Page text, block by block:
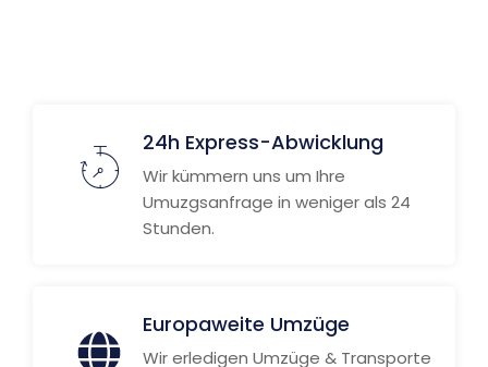
24h Express-Abwicklung
Wir kümmern uns um Ihre
Umuzgsanfrage in weniger als 24
Stunden.
Europaweite Umzüge
Wir erledigen Umzüge & Transporte